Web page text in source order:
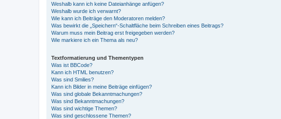
Weshalb kann ich keine Dateianhänge anfügen?
Weshalb wurde ich verwarnt?
Wie kann ich Beiträge den Moderatoren melden?
Was bewirkt die „Speichern“-Schaltfläche beim Schreiben eines Beitrags?
Warum muss mein Beitrag erst freigegeben werden?
Wie markiere ich ein Thema als neu?
Textformatierung und Thementypen
Was ist BBCode?
Kann ich HTML benutzen?
Was sind Smilies?
Kann ich Bilder in meine Beiträge einfügen?
Was sind globale Bekanntmachungen?
Was sind Bekanntmachungen?
Was sind wichtige Themen?
Was sind geschlossene Themen?